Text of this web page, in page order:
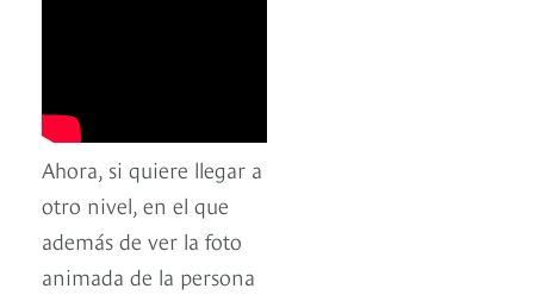
Ahora, si quiere llegar a
otro nivel, en el que
además de ver la foto
animada de la persona